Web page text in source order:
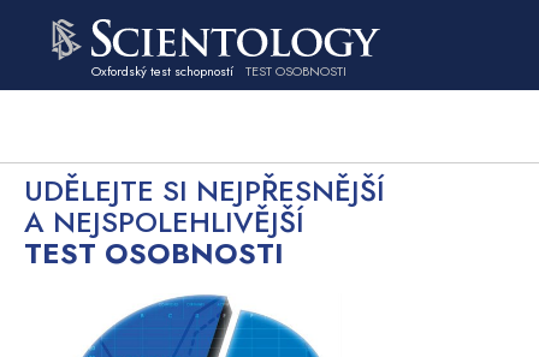
Oxfordský test schopností TEST OSOBNOSTI
UDĚLEJTE SI NEJPŘESNĚJŠÍ
A NEJSPOLEHLIVĚJŠÍ
TEST OSOBNOSTI